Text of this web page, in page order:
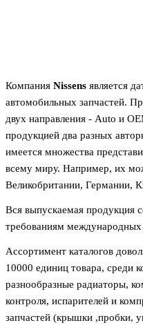
Компания Nissens является
автомобильных запчастей.
двух направления - Auto и
продукцией два разных
имеется множества
всему миру. Например, их
Великобритании, Германии,
Вся выпускаемая продукция
требованиям международных
Ассортимент каталогов
10000 единиц товара, среди
разнообразные радиаторы,
контроля, испарителей и
запчастей (крышки ,пробки,